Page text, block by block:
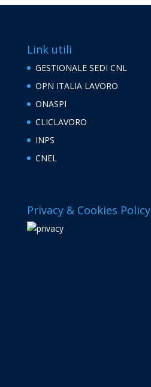
Link utili
GESTIONALE SEDI CNL
OPN ITALIA LAVORO
ONASPI
CLICLAVORO
INPS
CNEL
Privacy & Cookies Policy